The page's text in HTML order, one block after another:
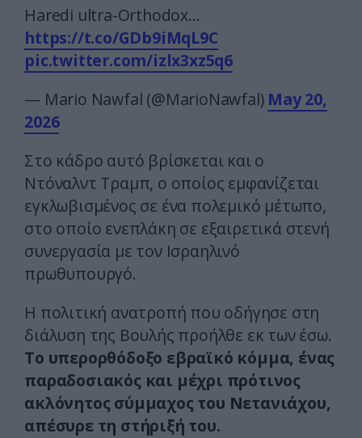
Haredi ultra-Orthodox…
https://t.co/GDb9iMqL9C
pic.twitter.com/izlx3xz5q6
— Mario Nawfal (@MarioNawfal) May 20,
2026
Στο κάδρο αυτό βρίσκεται και ο
Ντόναλντ Τραμπ, ο οποίος εμφανίζεται
εγκλωβισμένος σε ένα πολεμικό μέτωπο,
στο οποίο ενεπλάκη σε εξαιρετικά στενή
συνεργασία με τον Ισραηλινό
πρωθυπουργό.
Η πολιτική ανατροπή που οδήγησε στη
διάλυση της Βουλής προήλθε εκ των έσω.
Το υπερορθόδοξο εβραϊκό κόμμα, ένας
παραδοσιακός και μέχρι πρότινος
ακλόνητος σύμμαχος του Νετανιάχου,
απέσυρε τη στήριξή του.